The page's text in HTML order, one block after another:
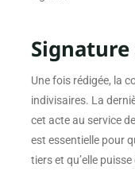
Une fois rédigée, la
indivisaires. La
cet acte au service
est essentielle pour
tiers et qu’elle